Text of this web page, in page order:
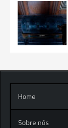
Home
Sobre nós